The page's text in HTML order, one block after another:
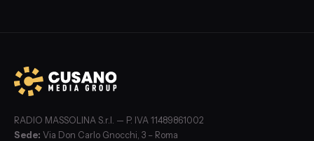
RADIO MASSOLINA S.r.l. — P. IVA 11489861002
Sede: Via Don Carlo Gnocchi, 3 – Roma